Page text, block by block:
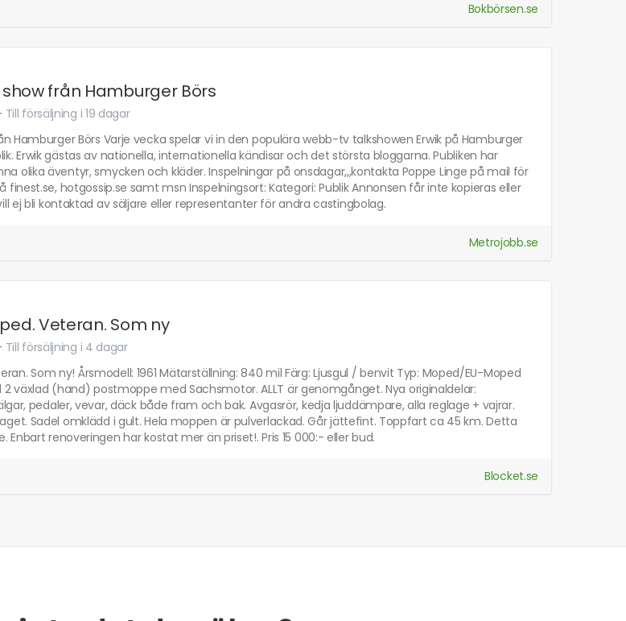
Bokbörsen.se
från Hamburger Börs
Till försäljning i 19 dagar
Hamburger Börs Varje vecka spelar vi in den populära webb-tv talkshowen Erwik på Hamburger
Erwik gästas av nationella, internationella kändisar och det största bloggarna. Publiken har
olika äventyr, smycken och kläder. Inspelningar på onsdagar,,,kontakta Poppe Linge på mail för
finest.se, hotgossip.se samt msn Inspelningsort: Kategori: Publik Annonsen får inte kopieras eller
ej bli kontaktad av säljare eller representanter för andra castingbolag.
Metrojobb.se
Veteran. Som ny
Till försäljning i 4 dagar
Som ny! Årsmodell: 1961 Mätarställning: 840 mil Färg: Ljusgul / benvit Typ: Moped/EU-Moped
växlad (hand) postmoppe med Sachsmotor. ALLT är genomgånget. Nya originaldelar:
pedaler, vevar, däck både fram och bak. Avgasrör, kedja ljuddämpare, alla reglage + vajrar.
Sadel omklädd i gult. Hela moppen är pulverlackad. Går jättefint. Toppfart ca 45 km. Detta
Enbart renoveringen har kostat mer än priset!. Pris 15 000:- eller bud.
Blocket.se